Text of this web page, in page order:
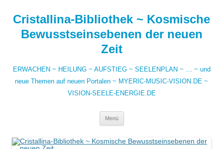
springen
Cristallina-Bibliothek ~ Kosmische
Bewusstseinsebenen der neuen
Zeit
ERWACHEN ~ HEILUNG ~ AUFSTIEG ~ SEELENPLAN ~ … ~ und
neue Themen auf neuen Portalen ~ MYERIC-MUSIC-VISION.DE ~
VISION-SEELE-ENERGIE.DE
Menü